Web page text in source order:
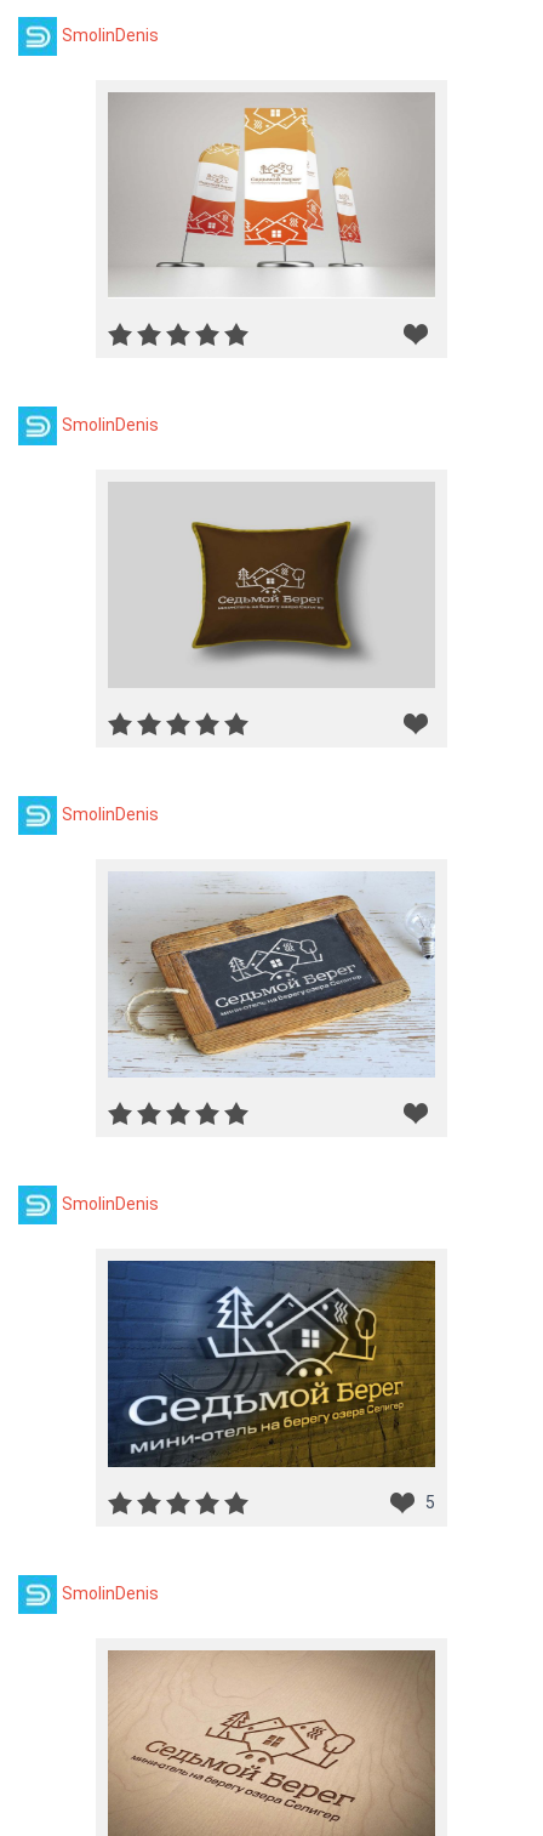
SmolinDenis
SmolinDenis
SmolinDenis
SmolinDenis
5
SmolinDenis